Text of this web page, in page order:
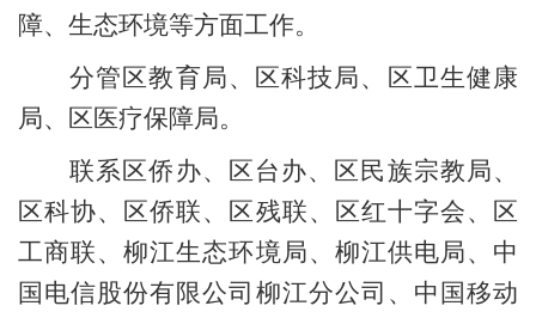
障、 生态环境等方面工作。
分管区教育局、
区科技局、
区卫生健康
局、区医疗保障局。
联系区侨办、区台办、
区民族宗教局、
区科协、
区侨联、 区残联、 区红十字会、
区
工商联、柳江生态环境局、 柳江供电局、 中
国电信股份有限公司柳江分公司、中国移动